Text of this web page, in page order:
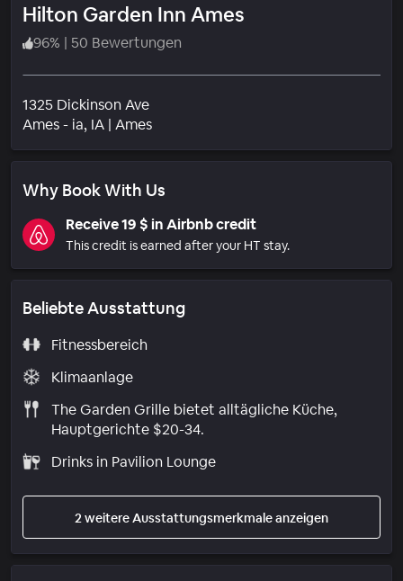
Hilton Garden Inn Ames
96% | 50 Bewertungen
1325 Dickinson Ave
Ames - ia, IA | AmesWohngebiet
Why Book With Us
Receive 19 $ in Airbnb credit
This credit is earned after your HT stay.
Beliebte Ausstattung
Fitnessbereich
Klimaanlage
The Garden Grille bietet alltägliche Küche,
Hauptgerichte $20-34.
Drinks in Pavilion Lounge
2 weitere Ausstattungsmerkmale anzeigen